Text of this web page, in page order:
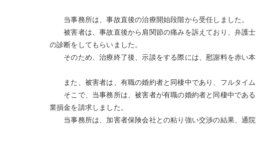
当事務所は、事故直後の治療開始段階から受任しました。
被害者は、事故直後から肩関節の痛みを訴えており、弁護
の診断をしてもらいました。
そのため、治療終了後、示談をする際には、慰謝料を赤い
また、被害者は、有職の婚約者と同棲中であり、フルタイム
そこで、当事務所は、被害者が有職の婚約者と同棲中であ
業損金を請求しました。
当事務所は、加害者保険会社との粘り強い交渉の結果、通院